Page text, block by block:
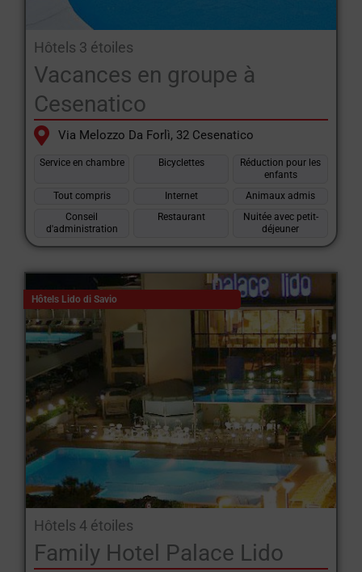
Hôtels 3 étoiles
Vacances en groupe à
Cesenatico
Via Melozzo Da Forlì, 32 Cesenatico
Service en chambre Bicyclettes
Réduction pour les
enfants
Tout compris
Internet
Animaux admis
Conseil
d'administration
Restaurant
Nuitée avec petit-
déjeuner
Hôtels Lido di Savio
Hôtels 4 étoiles
Family Hotel Palace Lido